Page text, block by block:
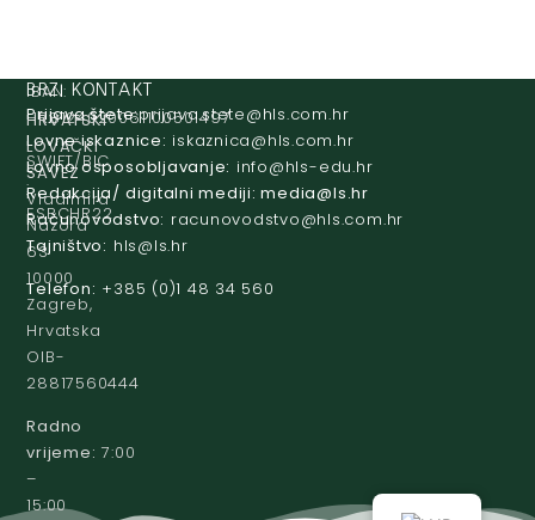
HRVATSKI
LOVAČKI
SAVEZ
Vladimira
Nazora
63
10000
Zagreb,
Hrvatska
OIB-
28817560444
Radno
vrijeme: 7:00
–
15:00
IBAN:
HR8124020061100501497
SWIFT/BIC
:
ESBCHR22
BRZI KONTAKT
Prijava štete: rh.moc.slh
@etets.avajirp
Lovne iskaznice:
rh.moc.slh
@acinzaksi
Lovno osposobljavanje:
rh.ude-slh
@ofni
Redakcija/ digitalni mediji:
rh.sl
@aidem
Računovodstvo:
rh.moc.slh
@ovtsdovonucar
Tajništvo:
rh.sl
@slh
Telefon: +385 (0)1 48 34 560